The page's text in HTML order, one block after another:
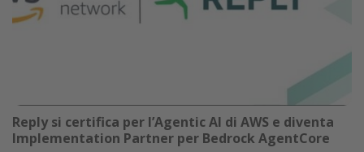
Reply si certifica per l’Agentic AI di AWS e diventa
Implementation Partner per Bedrock AgentCore